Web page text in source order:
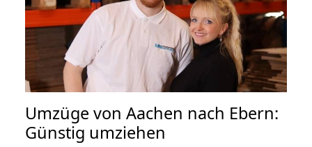
Umzüge von Aachen nach Ebern:
Günstig umziehen